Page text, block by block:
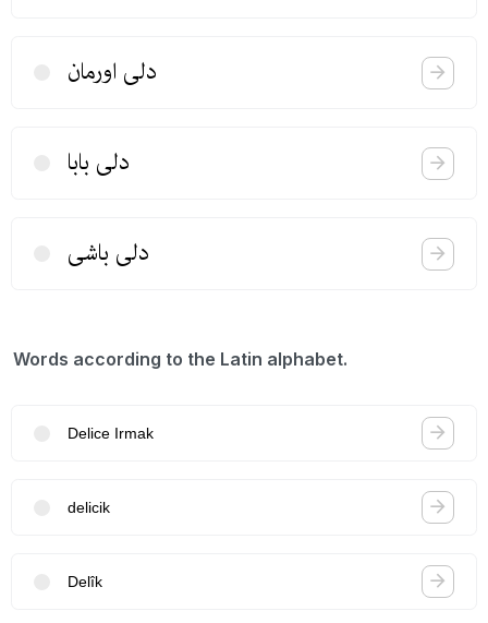
دلی اورمان
دلی بابا
دلی باشی
Words according to the Latin alphabet.
Delice Irmak
delicik
Delîk